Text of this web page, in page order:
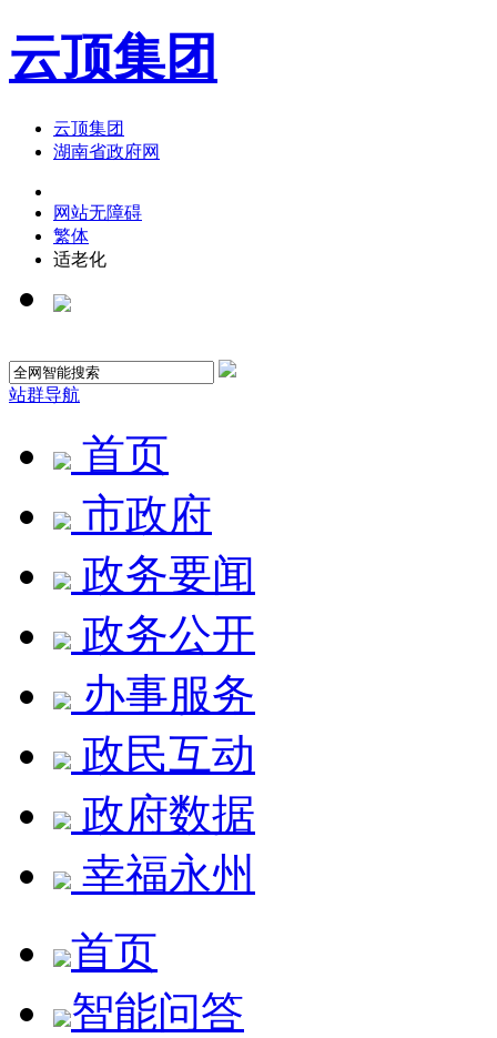
云顶集团
云顶集团
湖南省政府网
网站无障碍
繁体
适老化
站群导航
首页
市政府
政务要闻
政务公开
办事服务
政民互动
政府数据
幸福永州
首页
智能问答